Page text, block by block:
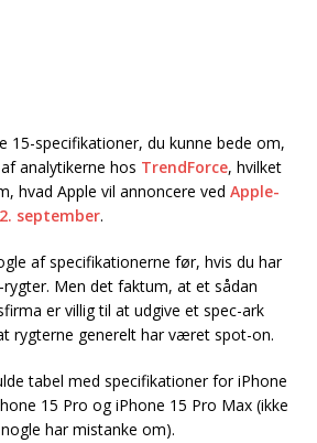
15-specifikationer, du kunne bede om,
analytikerne hos TrendForce, hvilket
hvad Apple vil annoncere ved Apple-
september.
af specifikationerne før, hvis du har
Men det faktum, at et sådan
er villig til at udgive et spec-ark
rygterne generelt har været spot-on.
tabel med specifikationer for iPhone
15 Pro og iPhone 15 Pro Max (ikke
har mistanke om).